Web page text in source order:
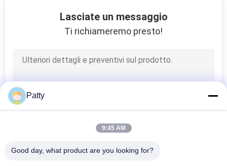
Macchina del
depositante del
biscotto
Lasciate un messaggio
Ti richiameremo presto!
Patty
9:45 AM
Good day, what product are you looking for?